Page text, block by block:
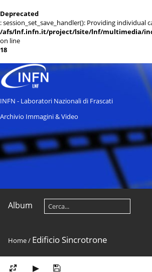
Deprecated
: session_set_save_handler(): Providing
/afs/lnf.infn.it/project/lsite/lnf/multimedia/
on line
18
INFN - Laboratori Nazionali di Frascati
Archivio Immagini & Video
Album
Home/ Edificio Sincrotrone